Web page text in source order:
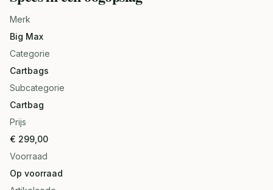
Merk
Big Max
Categorie
Cartbags
Subcategorie
Cartbag
Prijs
€ 299,00
Voorraad
Op voorraad